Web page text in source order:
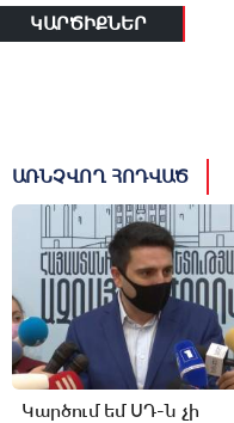
ԿԱՐԾԻՔՆԵՐ
ԱՌՆՉՎՈՂ ՀՈԴՎԱԾ
Կարծում եմ ՍԴ-ն չի